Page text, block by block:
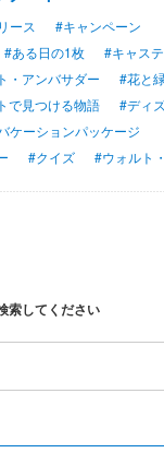
ース
#キャンペーン
#ある日の1枚
#キャス
・アンバサダー
#花と
で見つける物語
#ディ
ケーションパッケージ
#クイズ #ウォルト
索してください